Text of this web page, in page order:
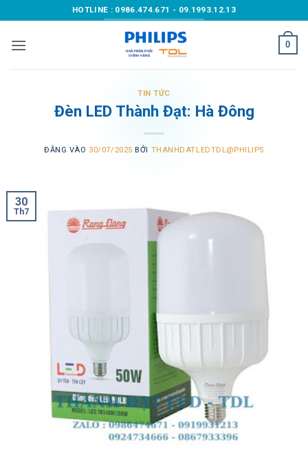
qua
nội
HOTLINE : 0986.474.671 - 09.1993.12.13
0
TIN TỨC
Đèn LED Thành Đạt: Hà Đông
ĐĂNG VÀO 30/07/2025 BỞI THANHDATLEDTDL@PHILIPS
30
Th7